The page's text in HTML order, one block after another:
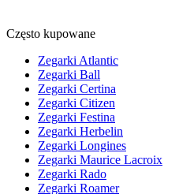
Często kupowane
Zegarki Atlantic
Zegarki Ball
Zegarki Certina
Zegarki Citizen
Zegarki Festina
Zegarki Herbelin
Zegarki Longines
Zegarki Maurice Lacroix
Zegarki Rado
Zegarki Roamer